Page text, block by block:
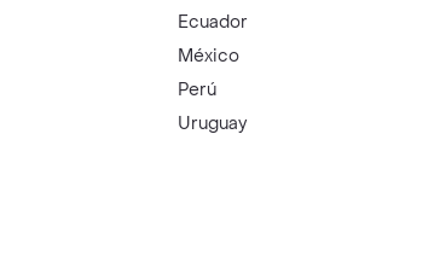
Ecuador
México
Perú
Uruguay